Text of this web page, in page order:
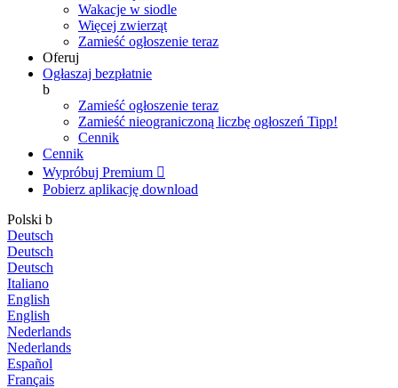
Wakacje w siodle
Więcej zwierząt
Zamieść ogłoszenie teraz
Oferuj
Ogłaszaj bezpłatnie
b
Zamieść ogłoszenie teraz
Zamieść nieograniczoną liczbę ogłoszeń Tipp!
Cennik
Cennik
Wypróbuj Premium 
Pobierz aplikację download
Polski b
Deutsch
Deutsch
Deutsch
Italiano
English
English
Nederlands
Nederlands
Español
Français